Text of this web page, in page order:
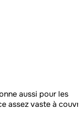
aussi pour les
assez vaste à